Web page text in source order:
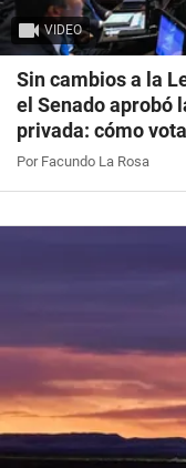
VIDEO
Sin cambios a la
el Senado aprobó
privada: cómo
Por Facundo La Rosa